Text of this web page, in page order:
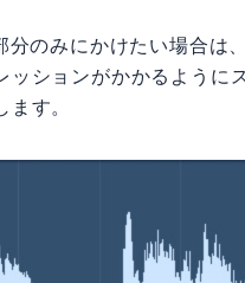
分のみにかけたい場合は
ッションがかかるように
す。